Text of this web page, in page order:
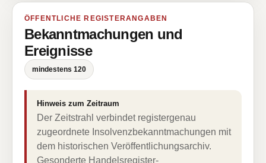
ÖFFENTLICHE REGISTERANGABEN
Bekanntmachungen und
Ereignisse
mindestens 120
Hinweis zum Zeitraum
Der Zeitstrahl verbindet registergenau
zugeordnete Insolvenzbekanntmachungen mit
dem historischen Veröffentlichungsarchiv.
Gesonderte Handelsregister-